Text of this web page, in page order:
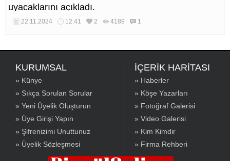
uyacaklarını açıkladı.
22.11.2024 12:41 2 4189 1
KURUMSAL
» Künye
» Sıkça Sorulan Sorular
» Yeni Üyelik Oluşturun
» Üye Girişi Yapın
» Şifrenizimi Unuttunuz
» Üyelik Sözleşmesi
İÇERİK HARİTASI
» Haberler
» Köşe Yazarları
» Fotoğraf Galerisi
» Video Galerisi
» Kim Kimdir
» Firma Rehberi